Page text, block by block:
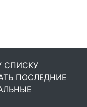
СПИСКУ
ПОСЛЕДНИЕ